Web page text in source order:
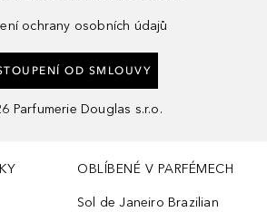
ochrany osobních údajů
OD SMLOUVY
Parfumerie Douglas s.r.o.
OBLÍBENÉ V PARFÉMECH
Sol de Janeiro Brazilian